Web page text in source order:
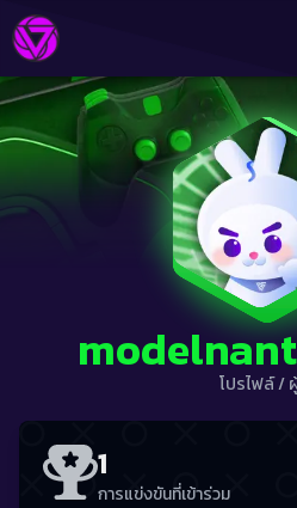
โปรไฟล์/
1
การแข่งขันที่เข้าร่วม